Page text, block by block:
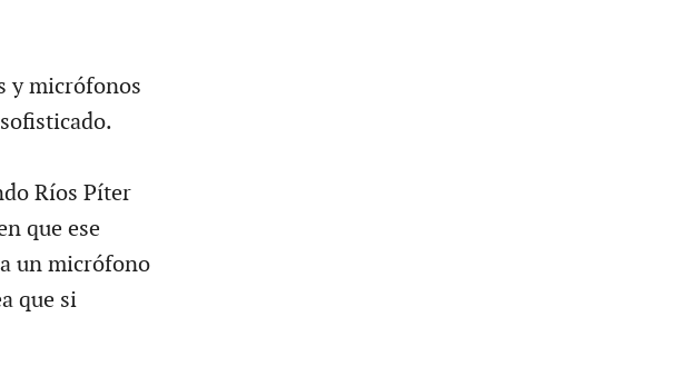
y micrófonos
Ríos Píter
que ese
un micrófono
que si